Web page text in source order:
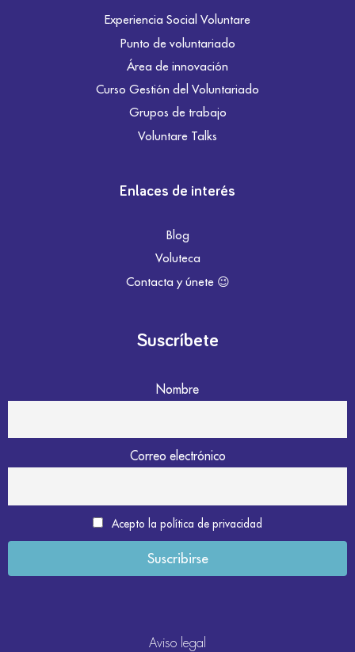
Experiencia Social Voluntare
Punto de voluntariado
Área de innovación
Curso Gestión del Voluntariado
Grupos de trabajo
Voluntare Talks
Enlaces de interés
Blog
Voluteca
Contacta y únete 😉
Suscríbete
Nombre
Correo electrónico
Acepto la política de privacidad
Aviso legal